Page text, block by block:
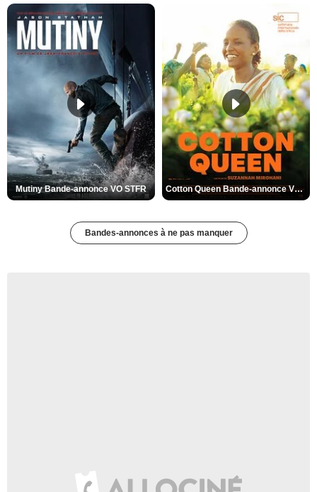
Mutiny Bande-annonce VO STFR Cotton Queen Bande-annonce VO STFR
Bandes-annonces à ne pas manquer